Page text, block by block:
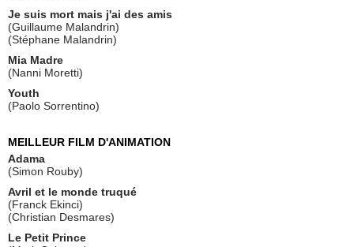
Je suis mort mais j'ai des amis
(Guillaume Malandrin)
(Stéphane Malandrin)
Mia Madre
(Nanni Moretti)
Youth
(Paolo Sorrentino)
MEILLEUR FILM D'ANIMATION
Adama
(Simon Rouby)
Avril et le monde truqué
(Franck Ekinci)
(Christian Desmares)
Le Petit Prince